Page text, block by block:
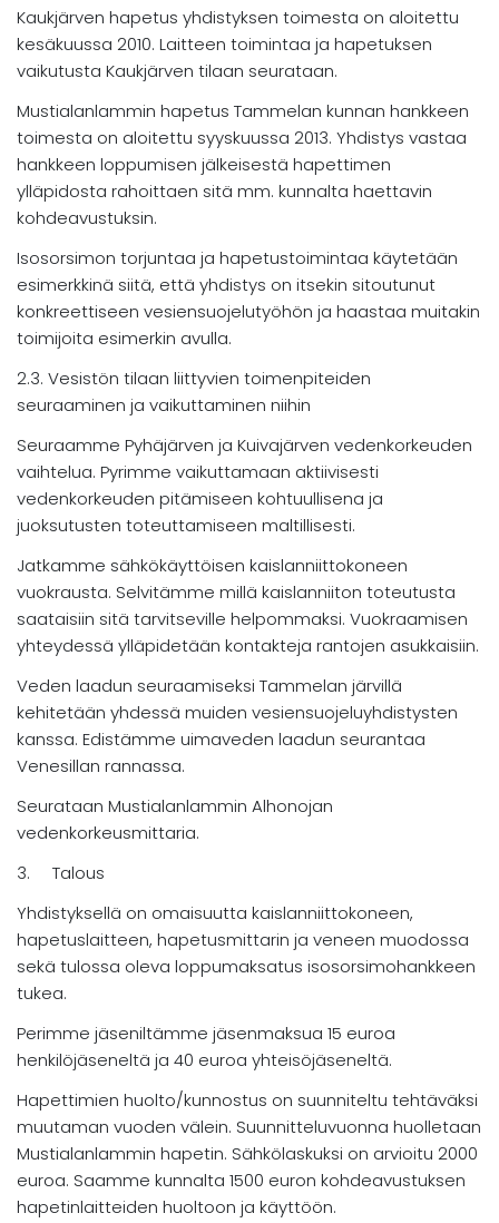
Kaukjärven hapetus yhdistyksen toimesta on aloitettu
kesäkuussa 2010. Laitteen toimintaa ja hapetuksen
vaikutusta Kaukjärven tilaan seurataan.
Mustialanlammin hapetus Tammelan kunnan hankkeen
toimesta on aloitettu syyskuussa 2013. Yhdistys vastaa
hankkeen loppumisen jälkeisestä hapettimen
ylläpidosta rahoittaen sitä mm. kunnalta haettavin
kohdeavustuksin.
Isosorsimon torjuntaa ja hapetustoimintaa käytetään
esimerkkinä siitä, että yhdistys on itsekin sitoutunut
konkreettiseen vesiensuojelutyöhön ja haastaa muitakin
toimijoita esimerkin avulla.
2.3. Vesistön tilaan liittyvien toimenpiteiden
seuraaminen ja vaikuttaminen niihin
Seuraamme Pyhäjärven ja Kuivajärven vedenkorkeuden
vaihtelua. Pyrimme vaikuttamaan aktiivisesti
vedenkorkeuden pitämiseen kohtuullisena ja
juoksutusten toteuttamiseen maltillisesti.
Jatkamme sähkökäyttöisen kaislanniittokoneen
vuokrausta. Selvitämme millä kaislanniiton toteutusta
saataisiin sitä tarvitseville helpommaksi. Vuokraamisen
yhteydessä ylläpidetään kontakteja rantojen asukkaisiin.
Veden laadun seuraamiseksi Tammelan järvillä
kehitetään yhdessä muiden vesiensuojeluyhdistysten
kanssa. Edistämme uimaveden laadun seurantaa
Venesillan rannassa.
Seurataan Mustialanlammin Alhonojan
vedenkorkeusmittaria.
3. Talous
Yhdistyksellä on omaisuutta kaislanniittokoneen,
hapetuslaitteen, hapetusmittarin ja veneen muodossa
sekä tulossa oleva loppumaksatus isosorsimohankkeen
tukea.
Perimme jäseniltämme jäsenmaksua 15 euroa
henkilöjäseneltä ja 40 euroa yhteisöjäseneltä.
Hapettimien huolto/kunnostus on suunniteltu tehtäväksi
muutaman vuoden välein. Suunnitteluvuonna huolletaan
Mustialanlammin hapetin. Sähkölaskuksi on arvioitu 2000
euroa. Saamme kunnalta 1500 euron kohdeavustuksen
hapetinlaitteiden huoltoon ja käyttöön.